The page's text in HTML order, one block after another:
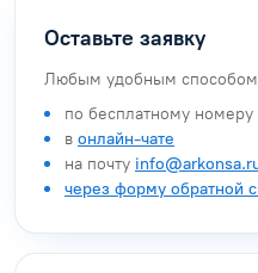
Оставьте заявку
Любым удобным
по бесплатному номеру
в онлайн-чате
на почту
через форму обратной